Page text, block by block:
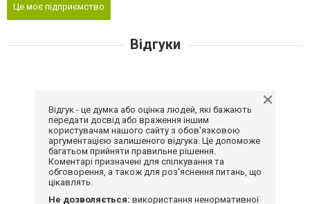
Це моє підприємство
Відгуки
Відгук - це думка або оцінка людей, які бажають
передати досвід або враження іншим
користувачам нашого сайту з обов'язковою
аргументацією залишеного відгука. Це допоможе
багатьом прийняти правильне рішення.
Коментарі призначені для спілкування та
обговорення, а також для роз'яснення питань, що
цікавлять.
Не дозволяється: використання ненормативної